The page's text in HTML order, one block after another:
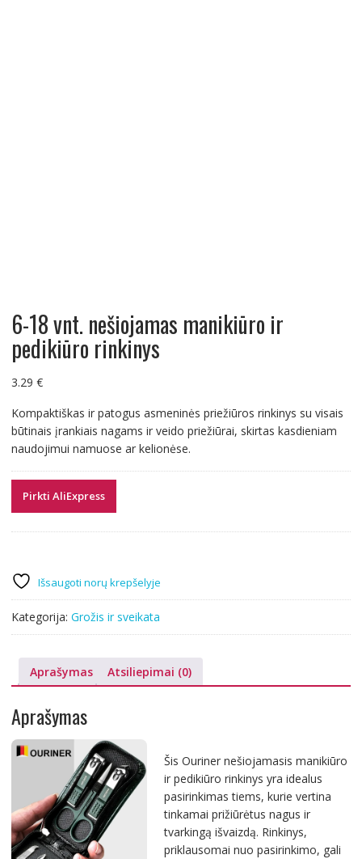
6-18 vnt. nešiojamas manikiūro ir
pedikiūro rinkinys
3.29 €
Kompaktiškas ir patogus asmeninės priežiūros rinkinys su visais
būtinais įrankiais nagams ir veido priežiūrai, skirtas kasdieniam
naudojimui namuose ar kelionėse.
Pirkti AliExpress
Išsaugoti norų krepšelyje
Kategorija: Grožis ir sveikata
Aprašymas Atsiliepimai (0)
Aprašymas
Šis Ouriner nešiojamasis manikiūro
ir pedikiūro rinkinys yra idealus
pasirinkimas tiems, kurie vertina
tinkamai prižiūrėtus nagus ir
tvarkingą išvaizdą. Rinkinys,
priklausomai nuo pasirinkimo, gali